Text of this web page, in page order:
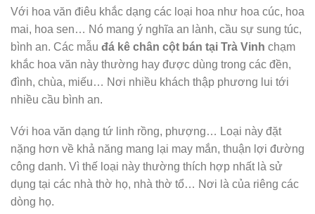
Với hoa văn điêu khắc dạng các loại hoa như hoa cúc, hoa
mai, hoa sen… Nó mang ý nghĩa an lành, cầu sự sung túc,
bình an. Các mẫu đá kê chân cột bán tại Trà Vinh chạm
khắc hoa văn này thường hay được dùng trong các đền,
đình, chùa, miếu… Nơi nhiều khách thập phương lui tới
nhiều cầu bình an.
Với hoa văn dạng tứ linh rồng, phượng… Loại này đặt
nặng hơn về khả năng mang lại may mắn, thuận lợi đường
công danh. Vì thế loại này thường thích hợp nhất là sử
dụng tại các nhà thờ họ, nhà thờ tổ… Nơi là của riêng các
dòng họ.